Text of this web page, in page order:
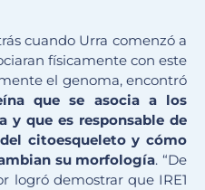
cuando Urra comenzó a
físicamente con este
el genoma, encontró
que se asocia a los
y que es responsable de
citoesqueleto y cómo
su morfología. “De
logró demostrar que IRE1